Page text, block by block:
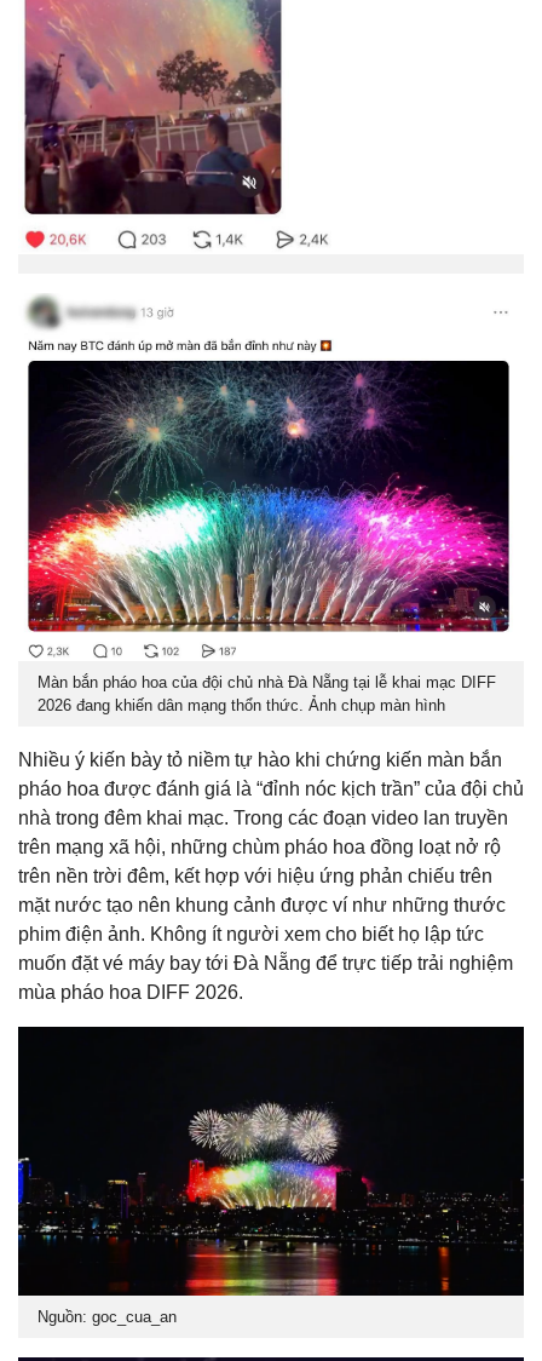
Màn bắn pháo hoa của đội chủ nhà Đà Nẵng tại lễ khai mạc DIFF
2026 đang khiến dân mạng thổn thức. Ảnh chụp màn hình
Nhiều ý kiến bày tỏ niềm tự hào khi chứng kiến màn bắn
pháo hoa được đánh giá là “đỉnh nóc kịch trần” của đội chủ
nhà trong đêm khai mạc. Trong các đoạn video lan truyền
trên mạng xã hội, những chùm pháo hoa đồng loạt nở rộ
trên nền trời đêm, kết hợp với hiệu ứng phản chiếu trên
mặt nước tạo nên khung cảnh được ví như những thước
phim điện ảnh. Không ít người xem cho biết họ lập tức
muốn đặt vé máy bay tới Đà Nẵng để trực tiếp trải nghiệm
mùa pháo hoa DIFF 2026.
Nguồn: goc_cua_an